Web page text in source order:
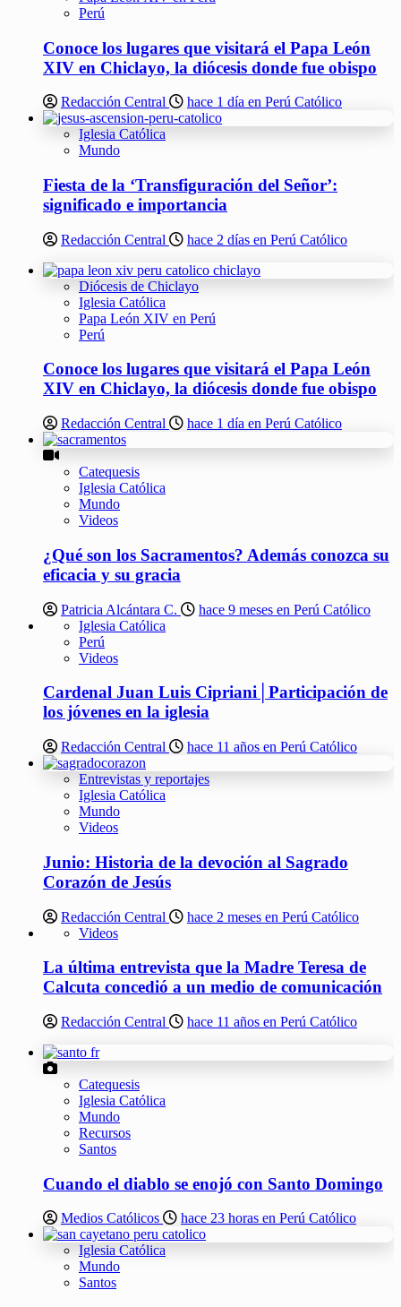
Perú
Conoce los lugares que visitará el Papa León
XIV en Chiclayo, la diócesis donde fue obispo
Redacción Central hace 1 día en Perú Católico
Iglesia Católica
Mundo
Fiesta de la ‘Transfiguración del Señor’:
significado e importancia
Redacción Central hace 2 días en Perú Católico
Diócesis de Chiclayo
Iglesia Católica
Papa León XIV en Perú
Perú
Conoce los lugares que visitará el Papa León
XIV en Chiclayo, la diócesis donde fue obispo
Redacción Central hace 1 día en Perú Católico
Catequesis
Iglesia Católica
Mundo
Videos
¿Qué son los Sacramentos? Además conozca su
eficacia y su gracia
Patricia Alcántara C.
hace 9 meses en Perú Católico
Iglesia Católica
Perú
Videos
Cardenal Juan Luis Cipriani│Participación de
los jóvenes en la iglesia
Redacción Central hace 11 años en Perú Católico
Entrevistas y reportajes
Iglesia Católica
Mundo
Videos
Junio: Historia de la devoción al Sagrado
Corazón de Jesús
Redacción Central
hace 2 meses en Perú Católico
Videos
La última entrevista que la Madre Teresa de
Calcuta concedió a un medio de comunicación
Redacción Central hace 11 años en Perú Católico
Catequesis
Iglesia Católica
Mundo
Recursos
Santos
Cuando el diablo se enojó con Santo Domingo
Medios Católicos hace 23 horas en Perú Católico
Iglesia Católica
Mundo
Santos